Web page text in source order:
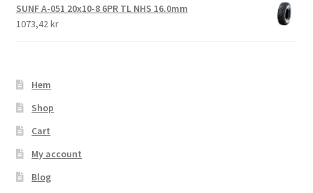
SUNF A-051 20x10-8 6PR TL NHS 16.0mm
1073,42 kr
Hem
Shop
Cart
My account
Blog